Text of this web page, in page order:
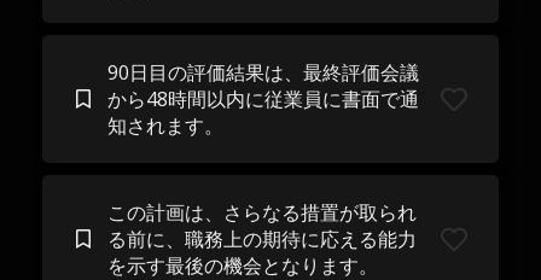
90日目の評価結果は、最終評価会議
から48時間以内に従業員に書面で通
知されます。
この計画は、さらなる措置が取られ
る前に、職務上の期待に応える能力
を示す最後の機会となります。